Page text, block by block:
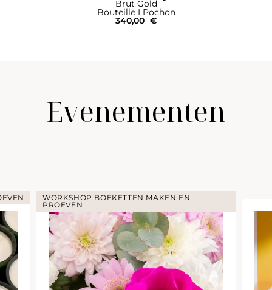
Brut Gold
Bouteille I Pochon
340,00 €
Evenementen
WORKSHOP BOEKETTEN MAKEN EN
PROEVEN